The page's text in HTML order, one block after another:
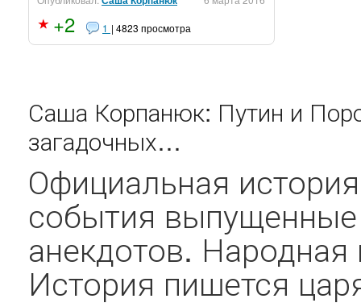
+2 1 | 4823 просмотра
Саша Корпанюк: Путин и
загадочных…
Официальная
события выпущенные
анекдотов.
История пишется